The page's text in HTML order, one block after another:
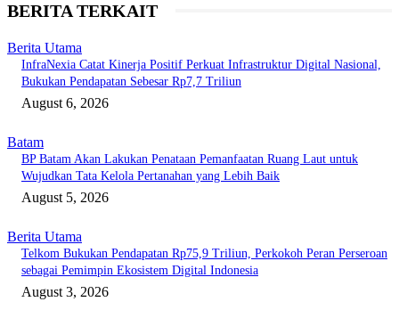
BERITA TERKAIT
Berita Utama
InfraNexia Catat Kinerja Positif Perkuat Infrastruktur Digital Nasional,
Bukukan Pendapatan Sebesar Rp7,7 Triliun
August 6, 2026
Batam
BP Batam Akan Lakukan Penataan Pemanfaatan Ruang Laut untuk
Wujudkan Tata Kelola Pertanahan yang Lebih Baik
August 5, 2026
Berita Utama
Telkom Bukukan Pendapatan Rp75,9 Triliun, Perkokoh Peran Perseroan
sebagai Pemimpin Ekosistem Digital Indonesia
August 3, 2026